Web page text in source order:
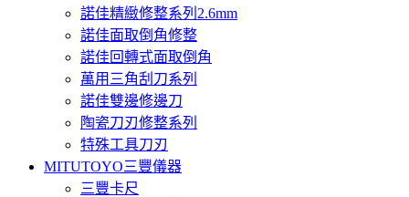
諾佳精緻修整系列2.6mm
諾佳面取倒角修整
諾佳回轉式面取倒角
萬用三角刮刀系列
諾佳雙邊修邊刀
陶瓷刀刃修整系列
特殊工具刀刃
MITUTOYO三豐儀器
三豐卡尺